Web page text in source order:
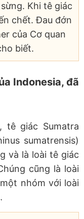
Khi tê giác
chết. Đau đớn
của Cơ quan
biết.
Indonesia, đã
, tê giác Sumatra
sumatrensis)
và là loài tê giác
cũng là loài
nhóm với loài